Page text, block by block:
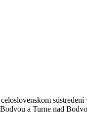
a Turne nad